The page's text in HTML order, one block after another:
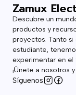
Zamux
Descubre un
productos y
proyectos. Tanto
estudiante,
experimentar en el
¡Únete a nosotros
Síguenos